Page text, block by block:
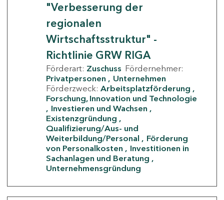
"Verbesserung der
regionalen
Wirtschaftsstruktur" -
Richtlinie GRW RIGA
Förderart: Zuschuss Fördernehmer:
Privatpersonen
Unternehmen
Förderzweck: Arbeitsplatzförderung
Forschung, Innovation und Technologie
Investieren und Wachsen
Existenzgründung
Qualifizierung/Aus- und
Weiterbildung/Personal
Förderung
von Personalkosten
Investitionen in
Sachanlagen und Beratung
Unternehmensgründung